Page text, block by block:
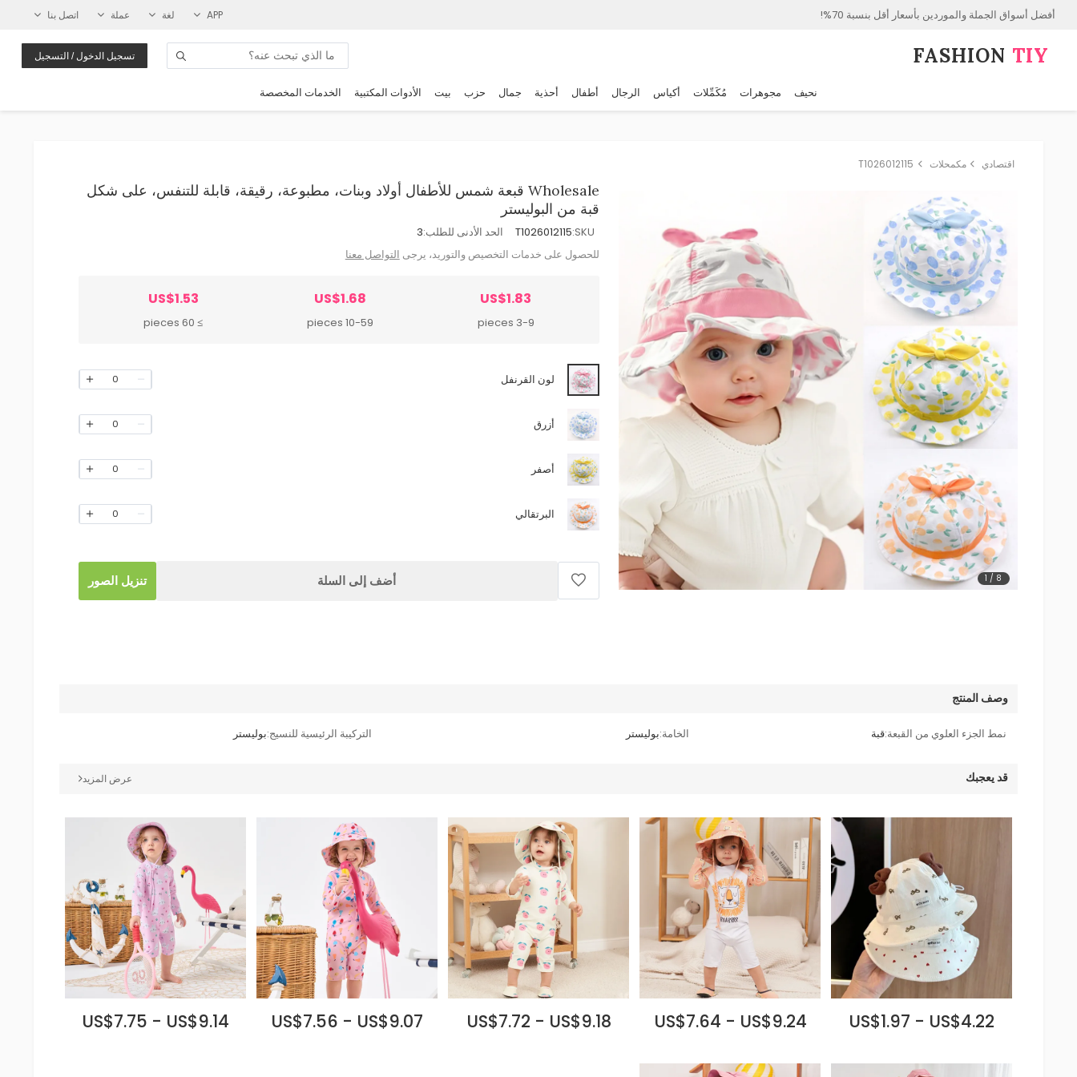
أفضل أسواق الجملة والموردين بأسعار أقل بنسبة 70%! APP لغة عملة اتصل بنا
FASHION⁠ TIY تسجيل الدخول / التسجيل
نحيف مجوهرات مُكَمِّلات أكياس الرجال أطفال أحذية جمال حزب بيت الأدوات المكتبية الخدمات المخصصة
اقتصادي مكمحلات T1026012115
1 / 8
Wholesale قبعة شمس للأطفال أولاد وبنات، مطبوعة، رقيقة، قابلة للتنفس، على شكل
قبة من البوليستر
SKU:
T1026012115 الحد الأدنى للطلب:3
للحصول على خدمات التخصيص والتوريد، يرجى التواصل معنا
US$1.83
3-9 pieces
US$1.68
10-59 pieces
US$1.53
≥ 60 pieces
لون القرنفل 0
أزرق 0
أصفر 0
البرتقالي 0
أضف إلى السلة تنزيل الصور
وصف المنتج
نمط الجزء العلوي من القبعة:قبة الخامة:بوليستر التركيبة الرئيسية للنسيج:بوليستر
قد يعجبك عرض المزيد
US$1.97 - US$4.22
US$7.64 - US$9.24
US$7.72 - US$9.18
US$7.56 - US$9.07
US$7.75 - US$9.14